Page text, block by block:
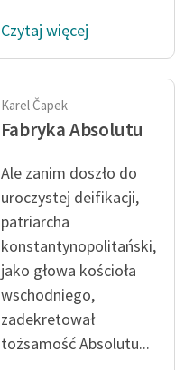
Czytaj więcej
Karel Čapek
Fabryka Absolutu
Ale zanim doszło do
uroczystej deifikacji,
patriarcha
konstantynopolitański,
jako głowa kościoła
wschodniego,
zadekretował
tożsamość Absolutu...